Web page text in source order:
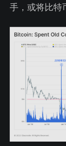
手，或将比特